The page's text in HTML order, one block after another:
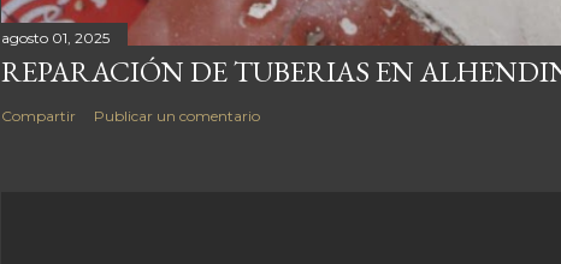
agosto 01, 2025
REPARACIÓN DE TUBERIAS EN
Compartir Publicar un comentario